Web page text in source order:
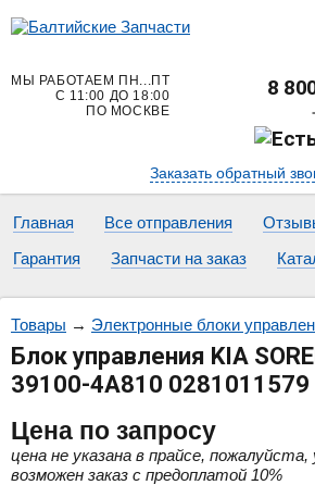
МЫ РАБОТАЕМ ПН...ПТ
С 11:00 ДО 18:00
ПО МОСКВЕ
8
Заказать обратный
Главная Все отправления
Гарантия
Запчасти на заказ
Товары → Электронные блоки
Блок управления KIA
39100-4A810 0281011579
Цена по запросу
цена не указана в прайсе,
возможен заказ с предоплатой 10%